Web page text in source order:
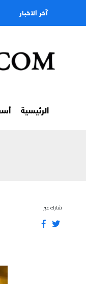
آخر الاخبار
الرئيسية
شارك عبر